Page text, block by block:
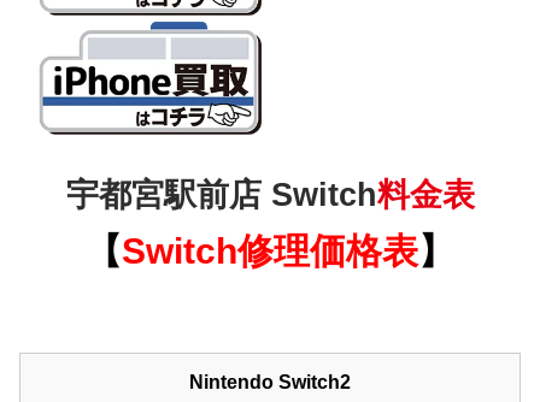
宇都宮駅前店 Switch料金表
【Switch修理価格表】
Nintendo Switch2